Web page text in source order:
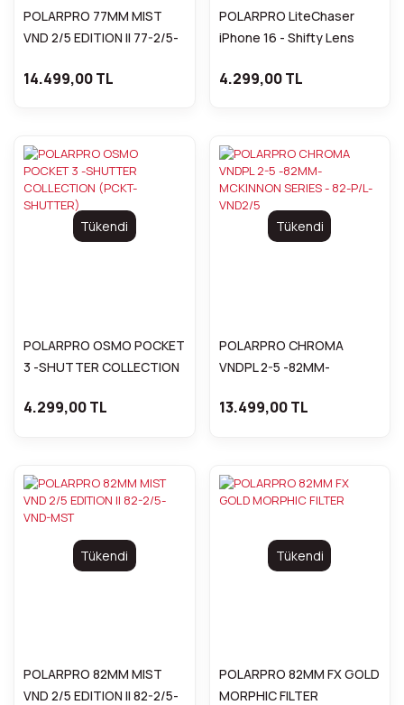
POLARPRO 77MM MIST
VND 2/5 EDITION II 77-2/5-
14.499,00 TL
POLARPRO LiteChaser
iPhone 16 - Shifty Lens
4.299,00 TL
Tükendi
POLARPRO OSMO POCKET
3 -SHUTTER COLLECTION
4.299,00 TL
Tükendi
POLARPRO CHROMA
VNDPL 2-5 -82MM-
P/L-VND2/5
13.499,00 TL
Tükendi
POLARPRO 82MM MIST
VND 2/5 EDITION II 82-2/5-
Tükendi
POLARPRO 82MM FX GOLD
MORPHIC FILTER